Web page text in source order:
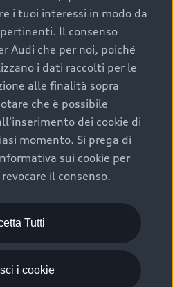
e degli interni: una
cura e attenzione del
motore, trasmissione e
in ottimo stato garantiscono
sicure.
una Concessionaria ufficiale
tramite Audi Prima
ad un prodotto che viene
approfonditi e coperto da
una maggiore tutela del tuo
i tuoi interessi in modo da
Il consenso
Audi che per noi, poiché
i dati raccolti per le
alle finalità sopra
che è possibile
dei cookie di
momento. Si prega di
sui cookie per
il consenso.
Tutti
i cookie